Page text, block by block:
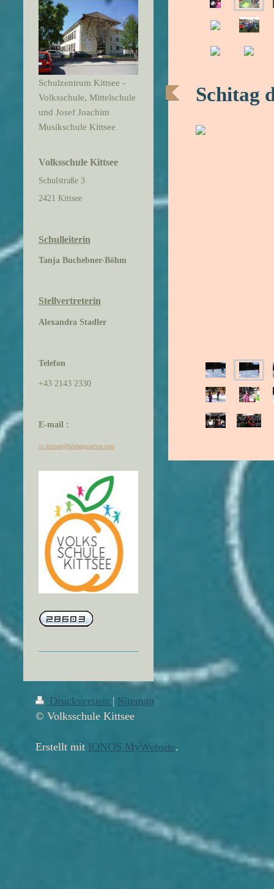
Schitag
Schulzentrum Kittsee -
Volksschule, Mittelschule
und Josef Joachim
Musikschule Kittsee
Volksschule Kittsee
Schulstraße 3
2421 Kittsee
Schulleiterin
Tanja Buchebner-Böhm
Stellvertreterin
Alexandra Stadler
Telefon
+43 2143 2330
E-mail :
vs.kittsee@bildungsserver.com
Druckversion | Sitemap
© Volksschule Kittsee
Erstellt mit IONOS MyWebsite.